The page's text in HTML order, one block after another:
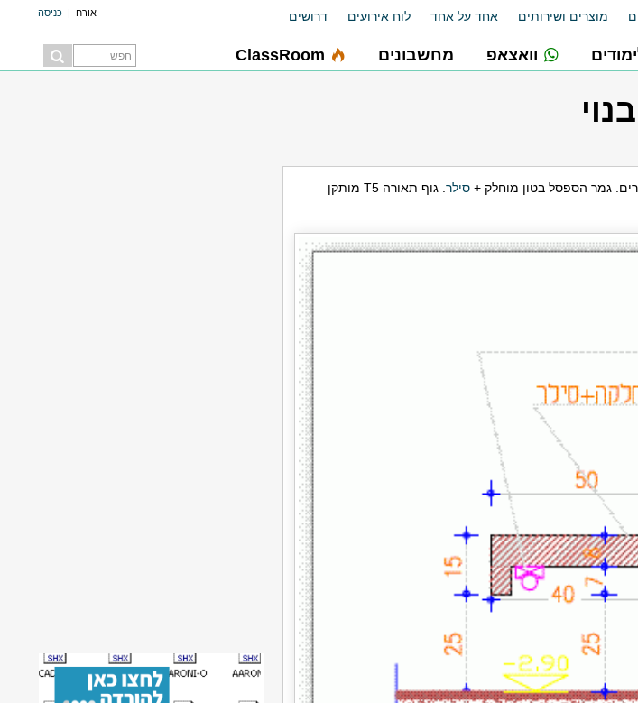
אורח | כניסה מוצרים ושירותים אחד על אחד לוח אירועים דרושים
וואצאפ מחשבונים ClassRoom
גמר הספסל בטון מוחלק +סילר
. גוף תאורה T5 מותקן